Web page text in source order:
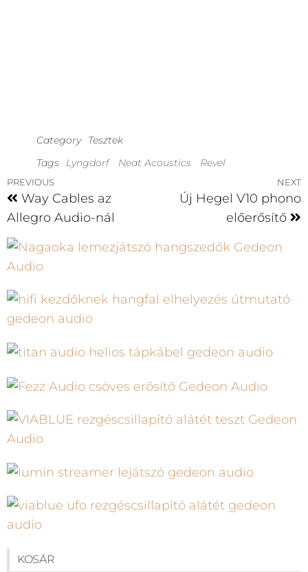
Category
Tesztek
Tags
Lyngdorf Neat Acoustics Revel
PREVIOUS
Way Cables az
Allegro Audio-nál
NEXT
Új Hegel V10 phono
előerősítő
KOSÁR